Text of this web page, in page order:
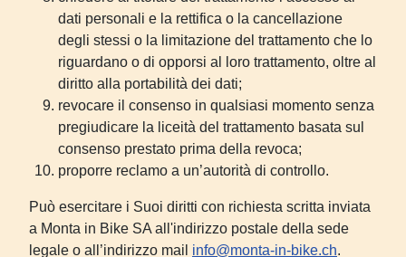
dati personali e la rettifica o la cancellazione
degli stessi o la limitazione del trattamento che lo
riguardano o di opporsi al loro trattamento, oltre al
diritto alla portabilità dei dati;
revocare il consenso in qualsiasi momento senza
pregiudicare la liceità del trattamento basata sul
consenso prestato prima della revoca;
proporre reclamo a un’autorità di controllo.
Può esercitare i Suoi diritti con richiesta scritta inviata
a Monta in Bike SA all'indirizzo postale della sede
legale o all’indirizzo mail info@monta-in-bike.ch.